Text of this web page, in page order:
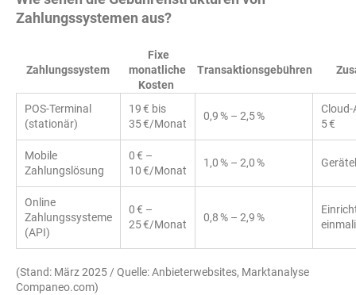
Zahlungssystemen aus?
Zahlungssystem
Fixe
monatliche
Kosten
Transaktionsgebühren
POS-Terminal
(stationär)
19 € bis
35 €/Monat
0,9 % – 2,5 %
5 €
Mobile
Zahlungslösung
0 € –
10 €/Monat
1,0 % – 2,0 %
Online
Zahlungssysteme
(API)
0 € –
25 €/Monat
0,8 % – 2,9 %
(Stand: März 2025 / Quelle: Anbieterwebsites, Marktanalyse
Companeo.com)